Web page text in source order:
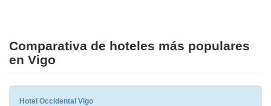
Comparativa de hoteles más populares
en Vigo
Hotel Occidental Vigo